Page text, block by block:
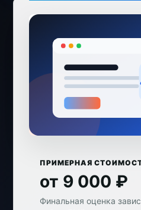
ПРИМЕРНАЯ
от 9 000 ₽
Финальная оценка